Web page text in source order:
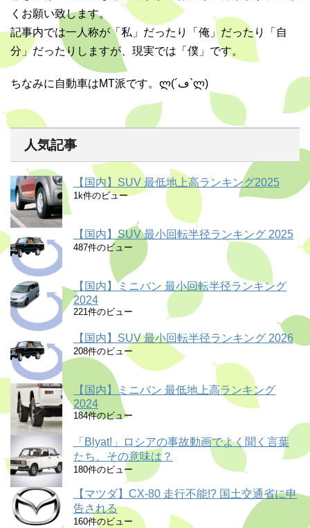
くお願い致します。
記事内では一人称が「私」だったり「俺」だったり「自
分」だったりしますが、現実では「僕」です。
ちなみに自動車はMT派です。ლ(´ڡ`ლ)
人気記事
【国内】SUV 最低地上高ランキング2025
1k件のビュー
【国内】SUV 最小回転半径ランキング 2025
487件のビュー
【国内】ミニバン 最小回転半径ランキング
2024
221件のビュー
【国内】SUV 最小回転半径ランキング 2026
208件のビュー
【国内】ミニバン 最低地上高ランキング
2024
184件のビュー
「Blyat!」ロシアの事故動画でよく聞く言葉
たち、その意味は？
180件のビュー
【マツダ】CX-80 走行不能!? 国土交通省に申
告される
160件のビュー